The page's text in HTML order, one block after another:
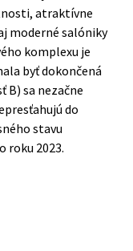
atraktívne
moderné salóniky
komplexu je
byť dokončená
B) sa nezačne
do
stavu
roku 2023.